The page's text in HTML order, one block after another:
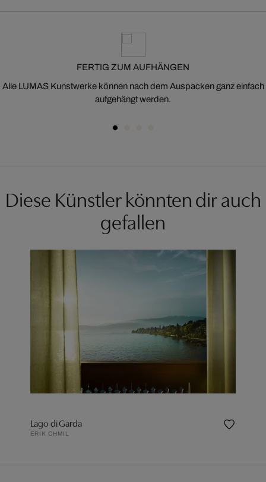
FERTIG ZUM AUFHÄNGEN
Alle LUMAS Kunstwerke können nach dem Auspacken ganz einfach
aufgehängt werden.
Diese Künstler könnten dir auch
gefallen
Lago di Garda
ERIK CHMIL